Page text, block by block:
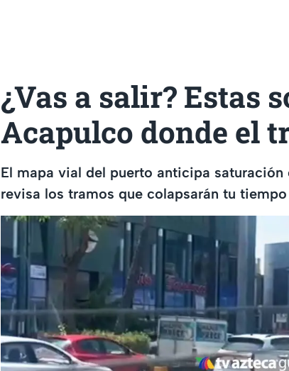
¿Vas a salir? Estas
Acapulco donde el
El mapa vial del puerto anticipa
revisa los tramos que colapsarán tu